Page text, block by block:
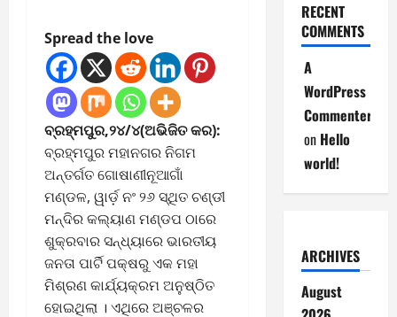
Spread the love
ବ୍ରହ୍ମପୁର,୨୪/୪(ଅଭିଜିତ କର):
ବ୍ରହ୍ମପୁର ମହାନଗର ନିଗମ
ଅନ୍ତର୍ଗତ ଗୋଷାଣୀନୂଆଗାଁ
ମଣ୍ଡଳ, ୱାର୍ଡ଼ ନଂ ୨୬ ସ୍ଥିତ ଚଣ୍ଡୀ
ମନ୍ଦିର କଲ୍ୟାଣ ମଣ୍ଡପ ଠାରେ
ଶୁକ୍ରବାର ସନ୍ଧ୍ୟାରେ ଭାରତୀୟ
ଜନତା ପାର୍ଟି ପକ୍ଷରୁ ଏକ ମହା
ମିଶ୍ରଣ କାର୍ଯ୍ୟକ୍ରମ ଅନୁଷ୍ଠିତ
ହୋଇଥିଲା । ଏଥିରେ ଅଞ୍ଚଳର
RECENT
COMMENTS
A
WordPress
Commenter
on Hello
world!
ARCHIVES
August